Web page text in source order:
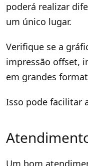
poderá realizar
um único lugar.
Verifique se a
impressão offset,
em grandes
Isso pode facilitar